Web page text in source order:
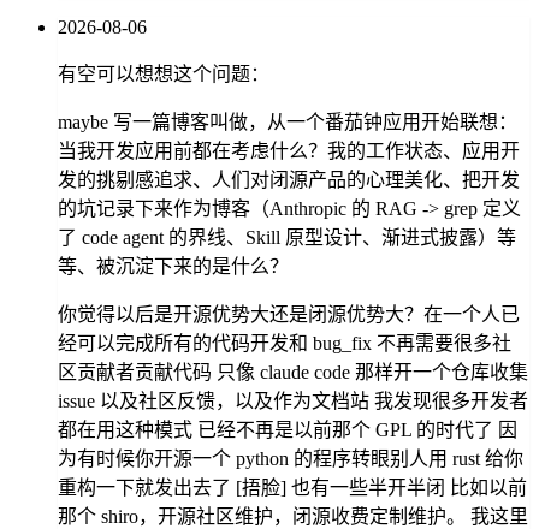
2026-08-06
有空可以想想这个问题：
maybe 写一篇博客叫做，从一个番茄钟应用开始联想：
当我开发应用前都在考虑什么？我的工作状态、应用开
发的挑剔感追求、人们对闭源产品的心理美化、把开发
的坑记录下来作为博客（Anthropic 的 RAG -> grep 定义
了 code agent 的界线、Skill 原型设计、渐进式披露）等
等、被沉淀下来的是什么？
你觉得以后是开源优势大还是闭源优势大？在一个人已
经可以完成所有的代码开发和 bug_fix 不再需要很多社
区贡献者贡献代码 只像 claude code 那样开一个仓库收集
issue 以及社区反馈，以及作为文档站 我发现很多开发者
都在用这种模式 已经不再是以前那个 GPL 的时代了 因
为有时候你开源一个 python 的程序转眼别人用 rust 给你
重构一下就发出去了 [捂脸] 也有一些半开半闭 比如以前
那个 shiro，开源社区维护，闭源收费定制维护。 我这里